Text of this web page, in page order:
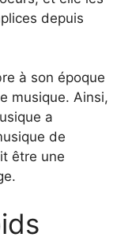
depuis
à son époque
musique. Ainsi,
a
de
être une